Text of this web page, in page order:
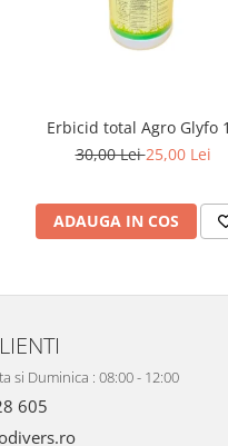
Erbicid total Agro Glyfo
30,00 Lei25,00 Lei
ADAUGA IN COS
si Duminica : 08:00 - 12:00
605